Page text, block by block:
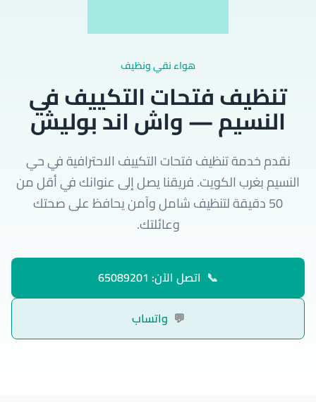
هواء نقي ونظيف
تنظيف فتحات التكييف في
النسيم — واش اند بوليش
نقدم خدمة تنظيف فتحات التكييف الاحترافية في حي
النسيم بغرب الكويت. فريقنا يصل إلى عنوانك في أقل من
50 دقيقة لتنظيف شامل وآمن يحافظ على صحتك
وعائلتك.
📞 اتصل الآن: 65089201
💬 واتساب